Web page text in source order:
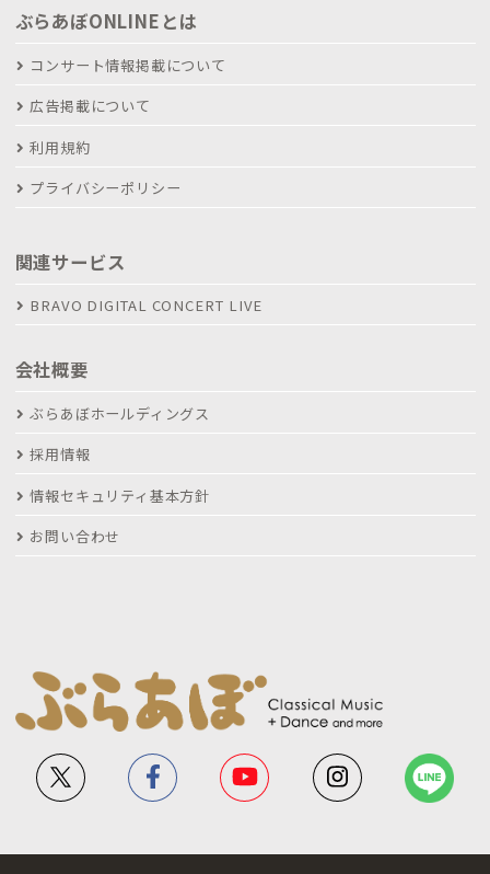
ぶらあぼONLINEとは
コンサート情報掲載について
広告掲載について
利用規約
プライバシーポリシー
関連サービス
BRAVO DIGITAL CONCERT LIVE
会社概要
ぶらあぼホールディングス
採用情報
情報セキュリティ基本方針
お問い合わせ